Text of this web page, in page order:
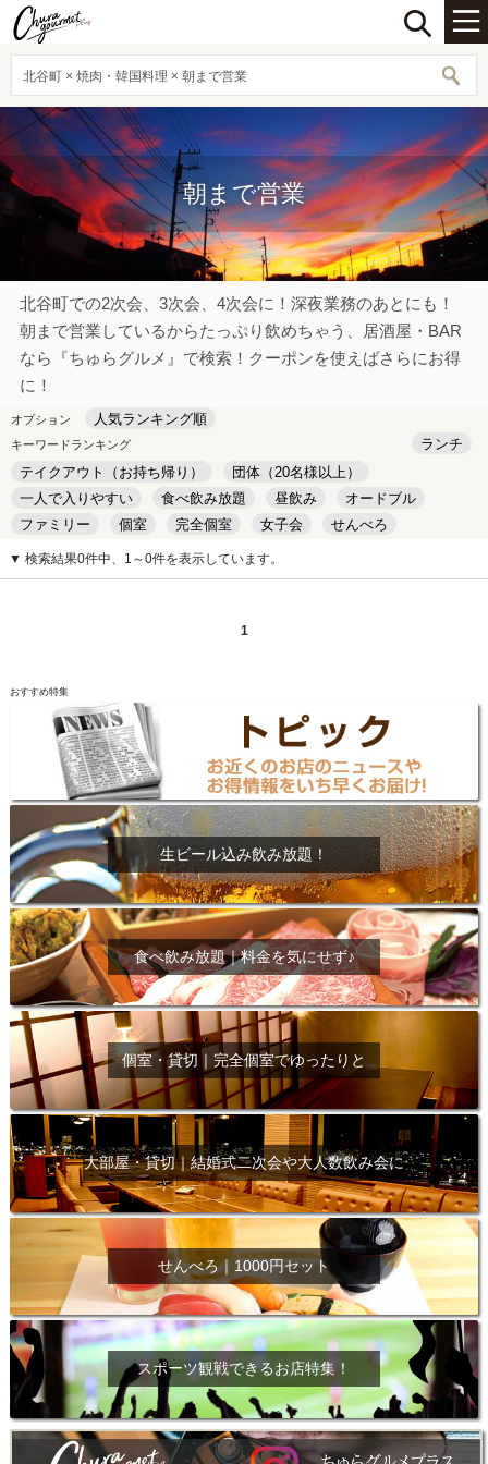
北谷町 × 焼肉・韓国料理 × 朝まで営業
朝まで営業
北谷町での2次会、3次会、4次会に！深夜業務のあとにも！
朝まで営業しているからたっぷり飲めちゃう、居酒屋・BAR
なら『ちゅらグルメ』で検索！クーポンを使えばさらにお得
に！
オプション 人気ランキング順
キーワードランキング
ランチ
テイクアウト（お持ち帰り）
団体（20名様以上）
一人で入りやすい
食べ飲み放題 昼飲み
オードブル
ファミリー
個室 完全個室 女子会
せんべろ
キッズルーム
安い デート
▼ 検索結果0件中、1～0件を表示しています。
1
おすすめ特集
生ビール込み飲み放題！
食べ飲み放題｜料金を気にせず♪
個室・貸切｜完全個室でゆったりと
大部屋・貸切｜結婚式二次会や大人数飲み会に
せんべろ｜1000円セット
スポーツ観戦できるお店特集！